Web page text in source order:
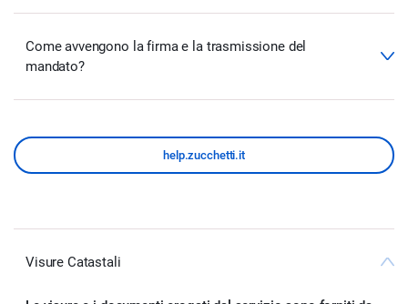
Come avvengono la firma e la trasmissione del
mandato?
help.zucchetti.it
Visure Catastali